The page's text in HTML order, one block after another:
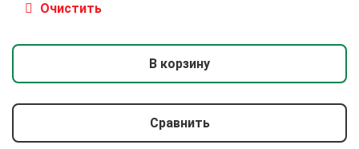
Очистить
В корзину
Сравнить